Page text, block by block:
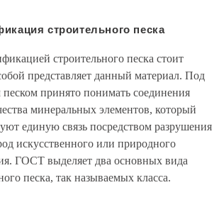
строительного песка
строительного песка стоит
представляет данный материал. Под
принято понимать соединения
минеральных элементов, который
единую связь посредством разрушения
искусственного или природного
ГОСТ выделяет два основных вида
песка, так называемых класса.